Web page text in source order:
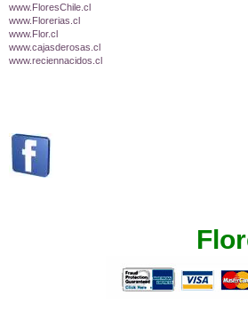
www.FloresChile.cl
www.Florerias.cl
www.Flor.cl
www.cajasderosas.cl
www.reciennacidos.cl